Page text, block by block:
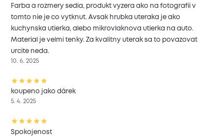
Farba a rozmery sedia, produkt vyzera ako na fotografii v
tomto nie je co vytknut. Avsak hrubka uteraka je ako
kuchynska utierka, alebo mikrovlaknova utierka na auto.
Material je velmi tenky. Za kvalitny uterak sa to povazovat
urcite neda.
10. 6. 2025
koupeno jako dárek
5. 4. 2025
Spokojenost